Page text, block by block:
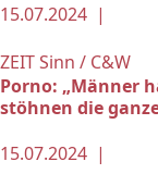
15.07.2024 |
ZEIT Sinn / C&W
Porno: „Männer
stöhnen die
15.07.2024 |